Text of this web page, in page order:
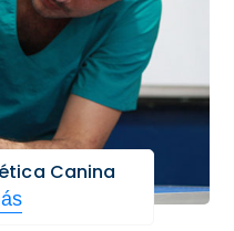
Canina